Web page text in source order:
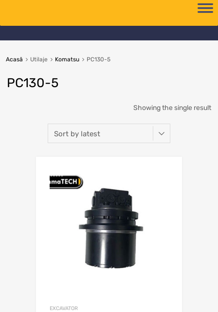
Acasă Utilaje Komatsu PC130-5
PC130-5
Showing the single result
EXCAVATOR